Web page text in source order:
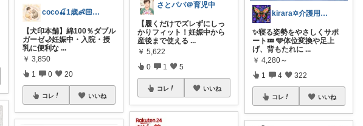
coco🍒1歳👶🏻5歳🐈
【犬印本舗】綿100％ダブル
ガーゼ🌙妊娠中・入院・授
乳に便利な ...
￥ 3,850
1 0 20
コレ いいね
さとパパ＠育児中
【履くだけでズレずにしっ
かりフィット！妊娠中から
産後まで使える ...
￥ 5,622
0 1 5
コレ いいね
kirara✡介護用品🌈
✨寝る姿勢をやさしくサポ
ート💤 🩵体位変換や足上
げ、背もたれに ...
￥ 4,280～
1 4 322
コレ いいね